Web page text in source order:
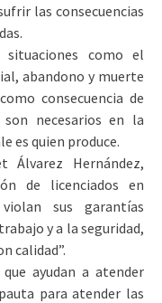
las consecuencias
como el
abandono y muerte
consecuencia de
necesarios en la
es quien produce.
Álvarez Hernández,
de licenciados en
sus garantías
y a la seguridad,
calidad”.
ayudan a atender
para atender las